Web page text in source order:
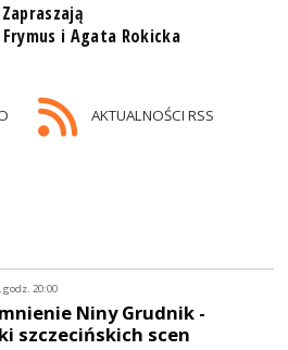
Zapraszają
i Agata Rokicka
AKTUALNOŚCI RSS
godz. 20:00
Niny Grudnik -
szczecińskich scen